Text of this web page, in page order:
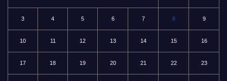
3 4 5 6 7 8 9
10 11 12 13 14 15 16
17 18 19 20 21 22 23